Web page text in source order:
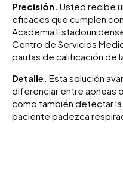
Precisión. Usted recibe
eficaces que cumplen
Academia
Centro de Servicios
pautas de calificación de
Detalle. Esta solución
diferenciar entre apneas
como también detectar
paciente padezca